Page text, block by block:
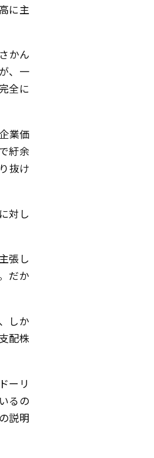
に主
かん
、一
全に
業価
紆余
抜け
対し
張し
だか
しか
配株
ーリ
るの
説明